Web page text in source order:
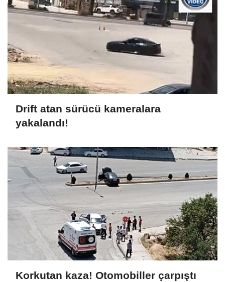
Drift atan sürücü kameralara
yakalandı!
Korkutan kaza! Otomobiller çarpıştı